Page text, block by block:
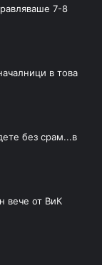
7-8
в това
без срам...в
вече от ВиК